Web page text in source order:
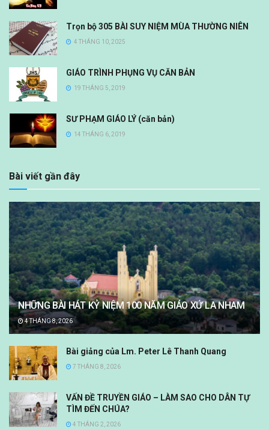
Trọn bộ 305 BÀI SUY NIỆM MÙA THƯỜNG NIÊN
4 THÁNG 10, 2025
GIÁO TRÌNH PHỤNG VỤ CĂN BẢN
19 THÁNG 5, 2019
SƯ PHẠM GIÁO LÝ (căn bản)
14 THÁNG 6, 2019
Bài viết gần đây
NHỮNG BÀI HÁT KỶ NIỆM 100 NĂM GIÁO XỨ LA NHAM
4 THÁNG 8, 2026
Bài giảng của Lm. Peter Lê Thanh Quang
7 THÁNG 8, 2026
VẤN ĐỀ TRUYỀN GIÁO – LÀM SAO CHO DÂN TỰ
TÌM ĐẾN CHÚA?
4 THÁNG 2, 2026